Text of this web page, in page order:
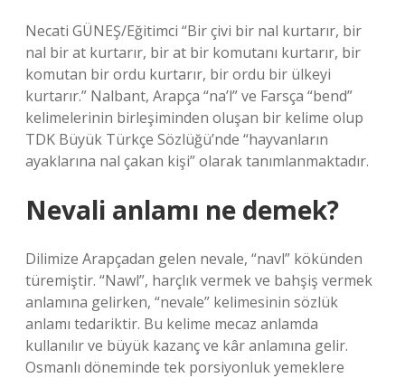
Necati GÜNEŞ/Eğitimci “Bir çivi bir nal kurtarır, bir
nal bir at kurtarır, bir at bir komutanı kurtarır, bir
komutan bir ordu kurtarır, bir ordu bir ülkeyi
kurtarır.” Nalbant, Arapça “na’l” ve Farsça “bend”
kelimelerinin birleşiminden oluşan bir kelime olup
TDK Büyük Türkçe Sözlüğü’nde “hayvanların
ayaklarına nal çakan kişi” olarak tanımlanmaktadır.
Nevali anlamı ne demek?
Dilimize Arapçadan gelen nevale, “navl” kökünden
türemiştir. “Nawl”, harçlık vermek ve bahşiş vermek
anlamına gelirken, “nevale” kelimesinin sözlük
anlamı tedariktir. Bu kelime mecaz anlamda
kullanılır ve büyük kazanç ve kâr anlamına gelir.
Osmanlı döneminde tek porsiyonluk yemeklere